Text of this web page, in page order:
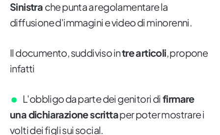
Sinistra che punta a regolamentare la
diffusione d'immagini e video di minorenni.
Il documento, suddiviso intre articoli, propone
infatti
L'obbligo da parte dei genitori di firmare
una dichiarazione scrittaper poter mostrare i
volti dei figli sui social.